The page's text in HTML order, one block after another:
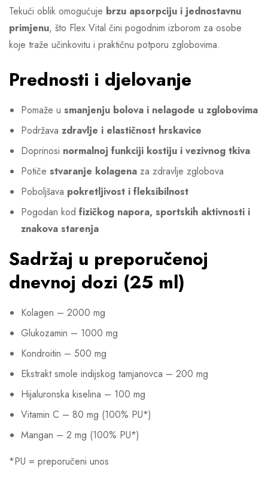
Tekući oblik omogućuje brzu apsorpciju i jednostavnu
primjenu, što Flex Vital čini pogodnim izborom za osobe
koje traže učinkovitu i praktičnu potporu zglobovima.
Prednosti i djelovanje
Pomaže u smanjenju bolova i nelagode u zglobovima
Podržava zdravlje i elastičnost hrskavice
Doprinosi normalnoj funkciji kostiju i vezivnog tkiva
Potiče stvaranje kolagena za zdravlje zglobova
Poboljšava pokretljivost i fleksibilnost
Pogodan kod fizičkog napora, sportskih aktivnosti i
znakova starenja
Sadržaj u preporučenoj
dnevnoj dozi (25 ml)
Kolagen – 2000 mg
Glukozamin – 1000 mg
Kondroitin – 500 mg
Ekstrakt smole indijskog tamjanovca – 200 mg
Hijaluronska kiselina – 100 mg
Vitamin C – 80 mg (100% PU*)
Mangan – 2 mg (100% PU*)
*PU = preporučeni unos